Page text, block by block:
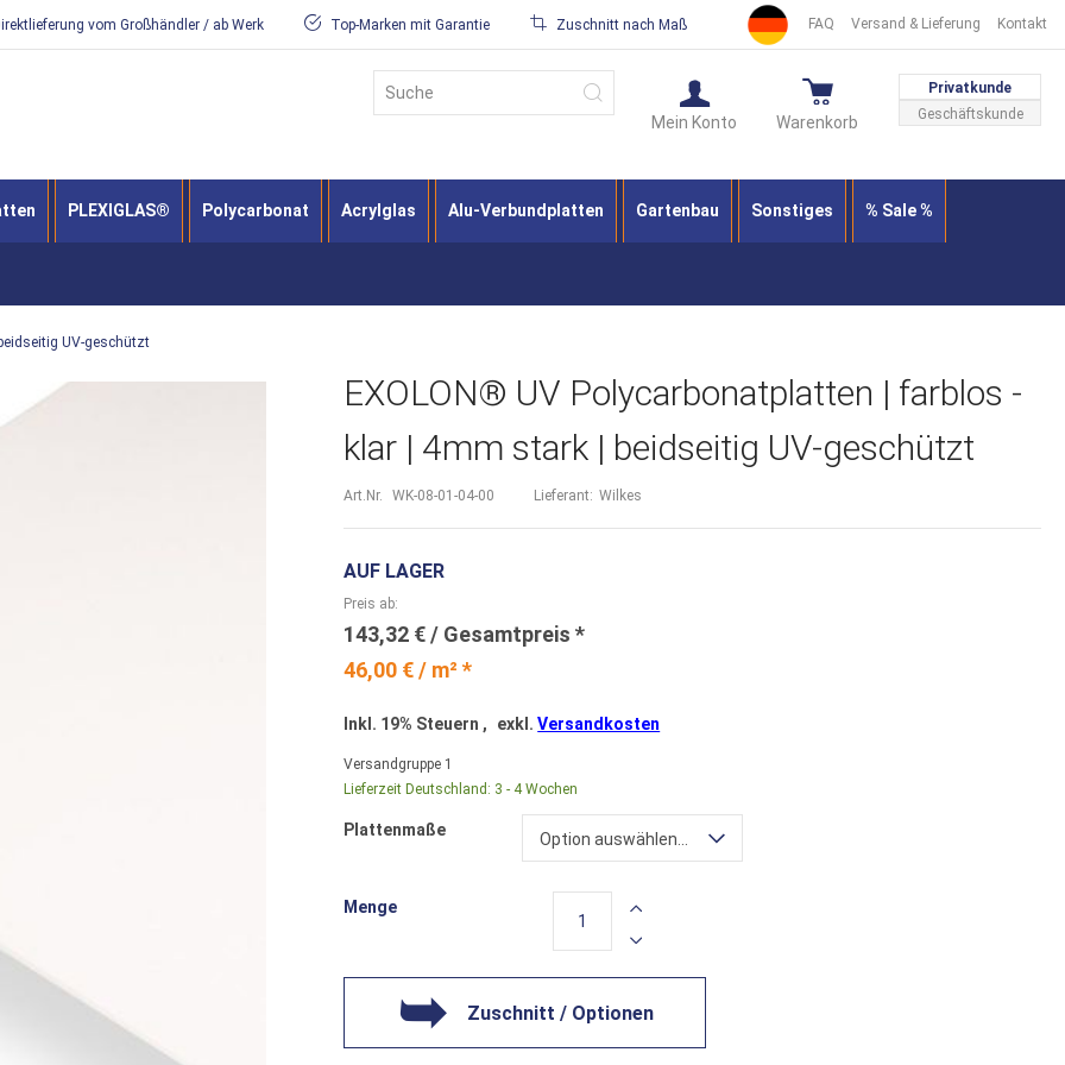
FAQ Versand & Lieferung Kontakt
vom Großhändler / ab Werk Top-Marken mit Garantie Zuschnitt nach Maß
Privatkunde
Geschäftskunde
Warenkorb
Mein Konto
Suche
PLEXIGLAS® Polycarbonat Acrylglas Alu-Verbundplatten Gartenbau Sonstiges % Sale %
UV-geschützt
EXOLON® UV Polycarbonatplatten | farblos -
klar | 4mm stark | beidseitig UV-geschützt
Art.Nr. WK-08-01-04-00 Lieferant: Wilkes
AUF LAGER
46,00 € / m² *
Preis ab
143,32 €
Inkl. 19% Steuern , exkl.Versandkosten
Versandgruppe 1
Lieferzeit Deutschland: 3 - 4 Wochen
Plattenmaße Option auswählen...
Menge
Zuschnitt / Optionen